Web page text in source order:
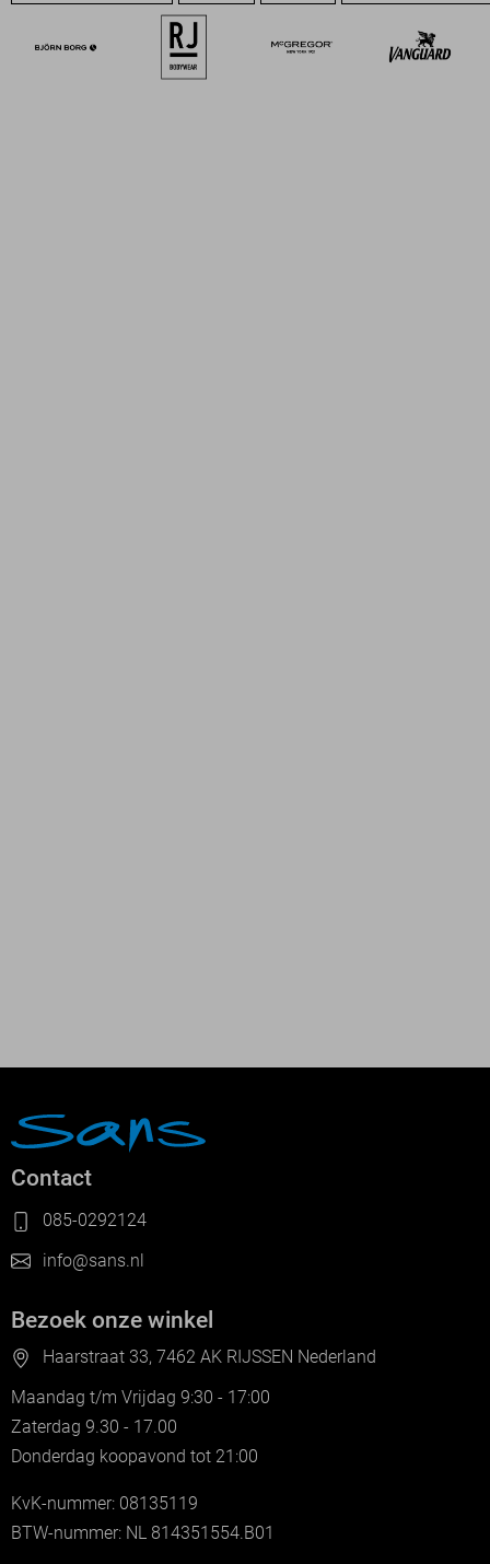
Contact
085-0292124
info@sans.nl
Bezoek onze winkel
Haarstraat 33, 7462 AK RIJSSEN Nederland
Maandag t/m Vrijdag 9:30 - 17:00
Zaterdag 9.30 - 17.00
Donderdag koopavond tot 21:00
KvK-nummer: 08135119
BTW-nummer: NL 814351554.B01